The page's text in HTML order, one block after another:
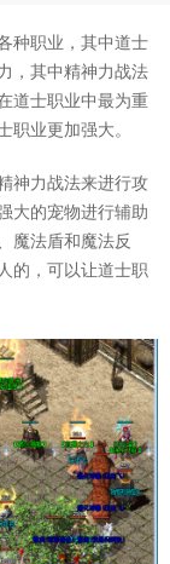
种职业，其中道士
，其中精神力战法
道士职业中最为重
职业更加强大。
神力战法来进行攻
大的宠物进行辅助
魔法盾和魔法反
的，可以让道士职